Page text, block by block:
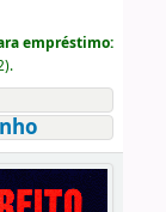
empréstimo: